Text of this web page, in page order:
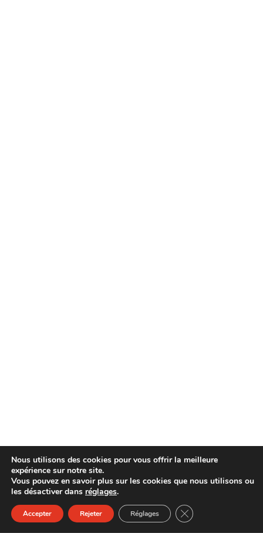
Nous utilisons des cookies pour vous offrir la meilleure
expérience sur notre site.
Vous pouvez en savoir plus sur les cookies que nous utilisons ou
les désactiver dans réglages.
Accepter Rejeter Réglages FERMER LA